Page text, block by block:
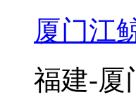
厦门江
福建-厦